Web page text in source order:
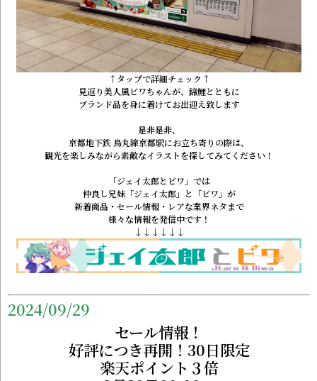
↑ タップで詳細チェック↑
見返り美人風ビワちゃんが、錦鯉とともに
ブランド品を身に着けてお出迎え致します
是非是非、
京都地下鉄 烏丸線京都駅にお立ち寄りの際は、
観光を楽しみながら素敵なイラストを探してみてください！
「ジェイ太郎とビワ」では
仲良し兄妹「ジェイ太郎」と「ビワ」が
新着商品・セール情報・レアな業界ネタまで
様々な情報を発信中です！
↓↓↓↓↓↓
2024/09/29
セール情報！
好評につき再開！30日限定
楽天ポイント３倍